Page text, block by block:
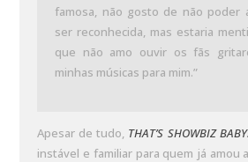
famosa, não gosto de não poder
ser reconhecida, mas estaria
que não amo ouvir os fãs
minhas músicas para mim.”
Apesar de tudo, THAT’S SHOWBIZ
instável e familiar para quem já amou